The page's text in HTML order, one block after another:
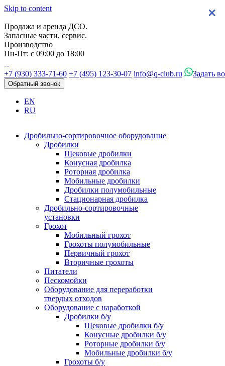
Skip to content
Продажа и аренда ДСО.
Запасные части, сервис.
Производство
Пн-Пт: с 09:00 до 18:00
+7 (930) 333-71-60 +7 (495) 123-30-07 info@q-club.ru Задать
Обратный звонок
EN
RU
Дробильно-сортировочное оборудование
Дробилки
Щековые дробилки
Конусная дробилка
Роторная дробилка
Мобильные дробилки
Дробилки полумобильные
Стационарная дробилка
Дробильно-сортировочные
установки
Грохот
Мобильный грохот
Грохоты полумобильные
Первичный грохот
Вторичные грохоты
Питатели
Пескомойки
Оборудование для переработки
твердых отходов
Оборудование с наработкой
Дробилки б/у
Щековые дробилки б/у
Конусные дробилки б/у
Роторные дробилки б/у
Мобильные дробилки б/у
Грохоты б/у
×
×
×
×